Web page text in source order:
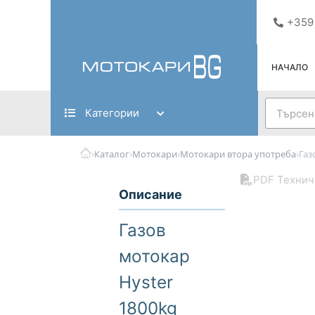
НАЧАЛО
Категории
›Каталог›Мотокари›Мотокари втора употреба›
Описание
Газов
мотокар
Hyster
1800kg
PDF